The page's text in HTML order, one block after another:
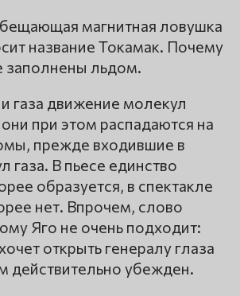
магнитная ловушка
название Токамак. Почему
заполнены льдом.
газа движение молекул
при этом распадаются на
прежде входившие в
газа. В пьесе единство
образуется, в спектакле
нет. Впрочем, слово
Яго не очень подходит:
открыть генералу глаза
действительно убежден.